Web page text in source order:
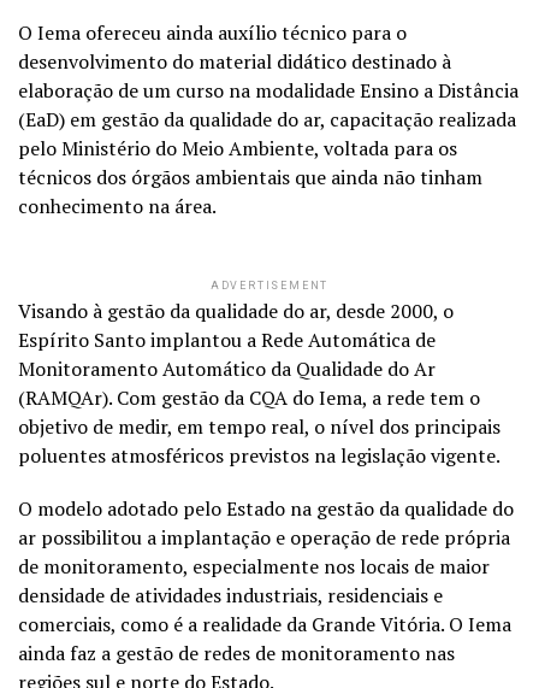
O Iema ofereceu ainda auxílio técnico para o
desenvolvimento do material didático destinado à
elaboração de um curso na modalidade Ensino a Distância
(EaD) em gestão da qualidade do ar, capacitação realizada
pelo Ministério do Meio Ambiente, voltada para os
técnicos dos órgãos ambientais que ainda não tinham
conhecimento na área.
ADVERTISEMENT
Visando à gestão da qualidade do ar, desde 2000, o
Espírito Santo implantou a Rede Automática de
Monitoramento Automático da Qualidade do Ar
(RAMQAr). Com gestão da CQA do Iema, a rede tem o
objetivo de medir, em tempo real, o nível dos principais
poluentes atmosféricos previstos na legislação vigente.
O modelo adotado pelo Estado na gestão da qualidade do
ar possibilitou a implantação e operação de rede própria
de monitoramento, especialmente nos locais de maior
densidade de atividades industriais, residenciais e
comerciais, como é a realidade da Grande Vitória. O Iema
ainda faz a gestão de redes de monitoramento nas
regiões sul e norte do Estado.